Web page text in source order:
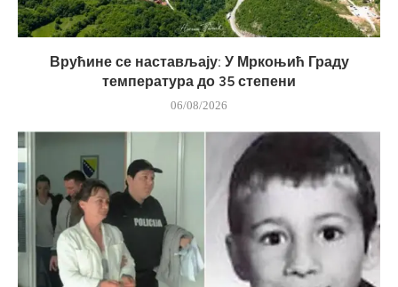
Врућине се настављају: У Мркоњић Граду
температура до 35 степени
06/08/2026